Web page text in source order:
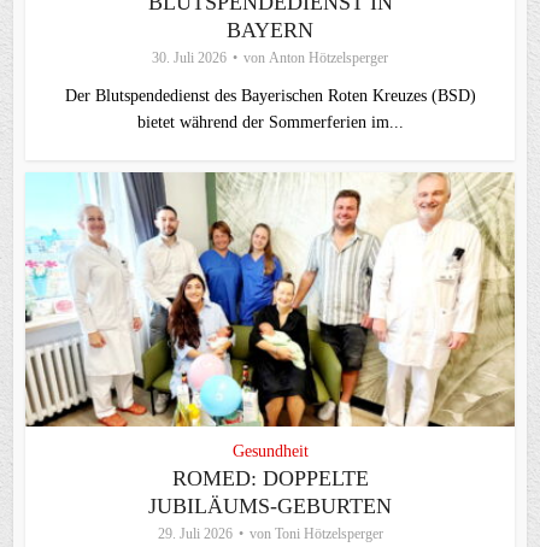
BAYERN
30. Juli 2026 von Anton Hötzelsperger
Der Blutspendedienst des Bayerischen Roten Kreuzes (BSD)
bietet während der Sommerferien im...
Gesundheit
ROMED: DOPPELTE
JUBILÄUMS-GEBURTEN
29. Juli 2026 von Toni Hötzelsperger